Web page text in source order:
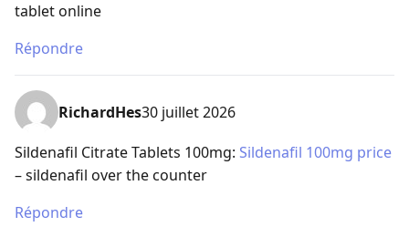
tablet online
Répondre
RichardHes30 juillet 2026
Sildenafil Citrate Tablets 100mg: Sildenafil 100mg price
– sildenafil over the counter
Répondre